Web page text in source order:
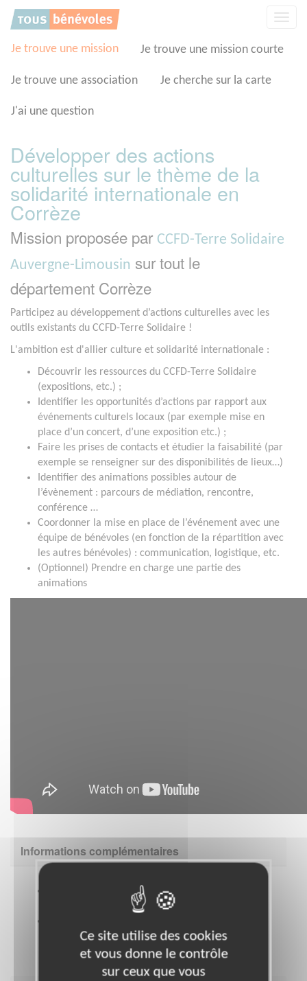
Je trouve une mission Je trouve une mission courte
Je trouve une association Je cherche sur la carte
J'ai une question
Développer des actions
culturelles sur le thème de la
solidarité internationale en
Corrèze
Mission proposée par CCFD-Terre Solidaire
Auvergne-Limousin sur tout le
département Corrèze
Participez au développement d’actions culturelles avec les
outils existants du CCFD-Terre Solidaire !
L'ambition est d'allier culture et solidarité internationale :
Découvrir les ressources du CCFD-Terre Solidaire
(expositions, etc.) ;
Identifier les opportunités d’actions par rapport aux
événements culturels locaux (par exemple mise en
place d’un concert, d’une exposition etc.) ;
Faire les prises de contacts et étudier la faisabilité (par
exemple se renseigner sur des disponibilités de lieux…)
Identifier des animations possibles autour de
l’évènement : parcours de médiation, rencontre,
conférence …
Coordonner la mise en place de l’événement avec une
équipe de bénévoles (en fonction de la répartition avec
les autres bénévoles) : communication, logistique, etc.
(Optionnel) Prendre en charge une partie des
animations
Informations complémentaires
Le bénévole sera accompagné par un autre
bénévole et/ou une salariée.
solidarité internationale avec les outils du CCFD-
Terre Solidaire seront proposées.
Panneau de gestion des cookies
Ce site utilise des cookies
et vous donne le contrôle
sur ceux que vous